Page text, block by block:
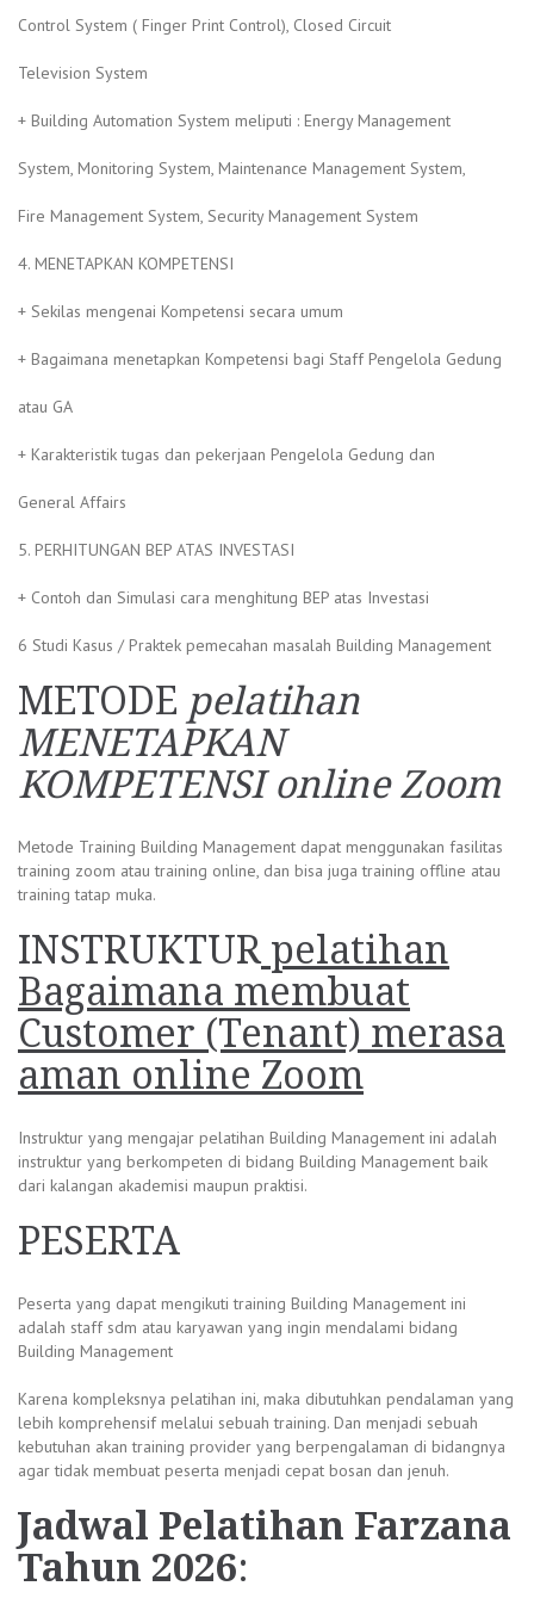
Control System ( Finger Print Control), Closed Circuit
Television System
+ Building Automation System meliputi : Energy Management
System, Monitoring System, Maintenance Management System,
Fire Management System, Security Management System
4. MENETAPKAN KOMPETENSI
+ Sekilas mengenai Kompetensi secara umum
+ Bagaimana menetapkan Kompetensi bagi Staff Pengelola Gedung
atau GA
+ Karakteristik tugas dan pekerjaan Pengelola Gedung dan
General Affairs
5. PERHITUNGAN BEP ATAS INVESTASI
+ Contoh dan Simulasi cara menghitung BEP atas Investasi
6 Studi Kasus / Praktek pemecahan masalah Building Management
METODE pelatihan
MENETAPKAN
KOMPETENSI online Zoom
Metode Training Building Management dapat menggunakan fasilitas
training zoom atau training online, dan bisa juga training offline atau
training tatap muka.
INSTRUKTUR pelatihan
Bagaimana membuat
Customer (Tenant) merasa
aman online Zoom
Instruktur yang mengajar pelatihan Building Management ini adalah
instruktur yang berkompeten di bidang Building Management baik
dari kalangan akademisi maupun praktisi.
PESERTA
Peserta yang dapat mengikuti training Building Management ini
adalah staff sdm atau karyawan yang ingin mendalami bidang
Building Management
Karena kompleksnya pelatihan ini, maka dibutuhkan pendalaman yang
lebih komprehensif melalui sebuah training. Dan menjadi sebuah
kebutuhan akan training provider yang berpengalaman di bidangnya
agar tidak membuat peserta menjadi cepat bosan dan jenuh.
Jadwal Pelatihan Farzana
Tahun 2026: